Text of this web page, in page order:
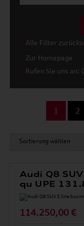
Alle Filter
Zur Homepage
Rufen Sie uns
1 2
Audi Q8
qu UPE
114.250,00 €